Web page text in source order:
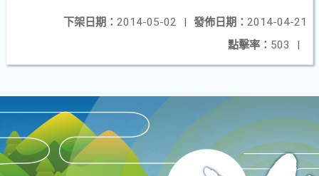
發佈日期： 2014-04-21
下架日期： 2014-05-02
|
點擊率： 503 |